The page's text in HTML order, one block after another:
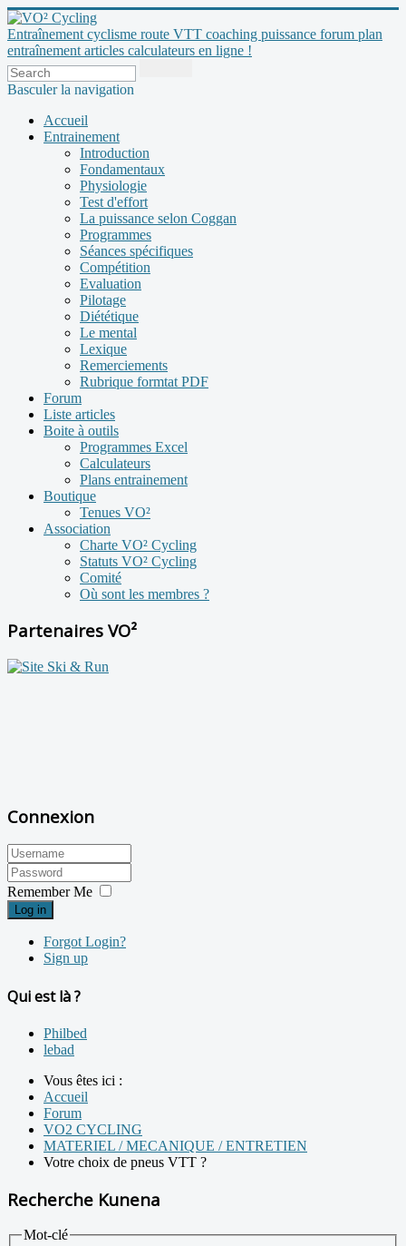
Entraînement cyclisme route VTT coaching puissance forum plan
entraînement articles calculateurs en ligne !
Basculer la navigation
Accueil
Entrainement
Introduction
Fondamentaux
Physiologie
Test d'effort
La puissance selon Coggan
Programmes
Séances spécifiques
Compétition
Evaluation
Pilotage
Diététique
Le mental
Lexique
Remerciements
Rubrique formtat PDF
Forum
Liste articles
Boite à outils
Programmes Excel
Calculateurs
Plans entrainement
Boutique
Tenues VO²
Association
Charte VO² Cycling
Statuts VO² Cycling
Comité
Où sont les membres ?
Partenaires VO²
Connexion
Remember Me
Log in
Forgot Login?
Sign up
Qui est là ?
Philbed
lebad
Vous êtes ici :
Accueil
Forum
VO2 CYCLING
MATERIEL / MECANIQUE / ENTRETIEN
Votre choix de pneus VTT ?
Recherche Kunena
Mot-clé